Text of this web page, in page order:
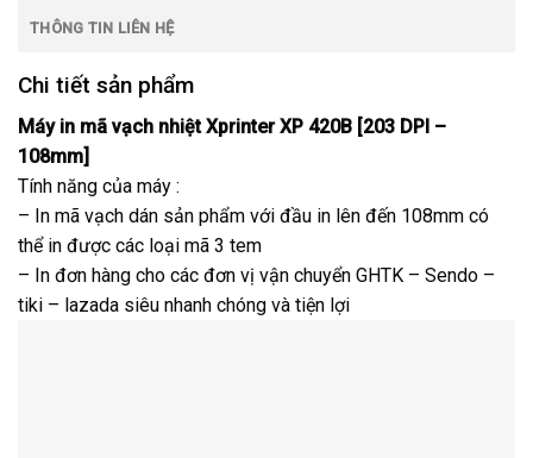
THÔNG TIN LIÊN HỆ
Chi tiết sản phẩm
Máy in mã vạch nhiệt Xprinter XP 420B [203 DPI –
108mm]
Tính năng của máy :
– In mã vạch dán sản phẩm với đầu in lên đến 108mm có
thể in được các loại mã 3 tem
– In đơn hàng cho các đơn vị vận chuyển GHTK – Sendo –
tiki – lazada siêu nhanh chóng và tiện lợi